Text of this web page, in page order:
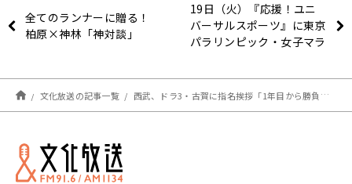
全てのランナーに贈る！
柏原×神林「神対談」
19日（火）『応援！ユニ
バーサルスポーツ』に東京
パラリンピック・女子マラ
里選手が登場！～『斉藤一
美ニュースワイドＳＡＫＩ
ＤＯＲＩ』
文化放送の記事一覧 西武、ドラ3・古賀に指名挨拶「1年目から勝負したい」目標は”打てる捕手”の森(ライオンズナイター)